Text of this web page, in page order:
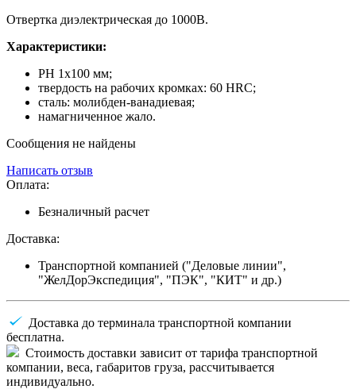
Отвертка диэлектрическая до 1000В.
Характеристики:
PH 1x100 мм;
твердость на рабочих кромках: 60 HRC;
сталь: молибден-ванадиевая;
намагниченное жало.
Сообщения не найдены
Написать отзыв
Оплата:
Безналичный расчет
Доставка:
Транспортной компанией ("Деловые линии",
"ЖелДорЭкспедиция", "ПЭК", "КИТ" и др.)
Доставка до терминала транспортной компании
бесплатна.
Стоимость доставки зависит от тарифа транспортной
компании, веса, габаритов груза, рассчитывается
индивидуально.